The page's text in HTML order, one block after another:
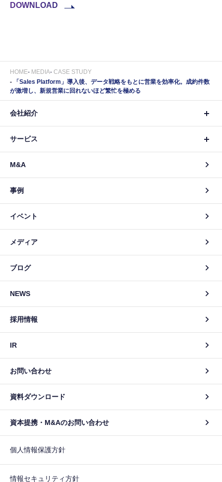
DOWNLOAD
HOME MEDIA CASE STUDY
「Sales Platform」導入後、データ戦略をもとに営業を効率化。成約件数
が激増し、新規営業に回れないほど繁忙を極める
会社紹介
サービス
M&A
事例
イベント
メディア
ブログ
NEWS
採用情報
IR
お問い合わせ
資料ダウンロード
資本提携・M&Aのお問い合わせ
個人情報保護方針
情報セキュリティ方針